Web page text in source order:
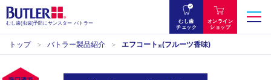
むし歯(虫歯)予防にサンスター バトラー むし歯
チェック
オンライン
ショップ
トップ バトラー製品紹介 エフコート ®(フルーツ香味)